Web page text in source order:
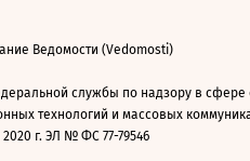
Ведомости (Vedomosti)
службы по надзору в сфере
технологий и массовых
2020 г. ЭЛ № ФС 77-79546